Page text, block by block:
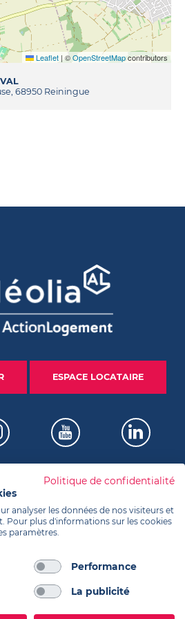
Leaflet | ©OpenStreetMapcontributors
68950 Reiningue
Contacts
ESPACE LOCATAIRE
Politique de confidentialité
analyser les données de nos visiteurs et
Pour plus d'informations sur les cookies
paramètres.
Performance
La publicité